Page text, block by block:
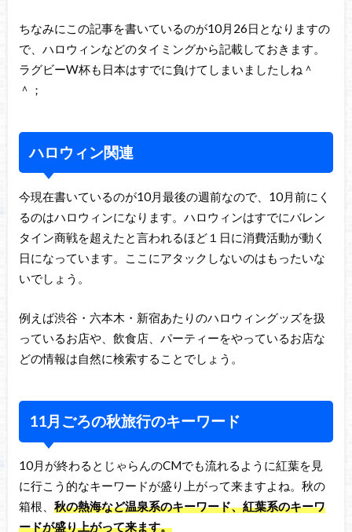
ちなみにこの記事を書いているのが10月26日となりますの
で、ハロウィンなどのタイミングから記載しておきます。
ラグビーW杯も日本はすでに負けてしまいましたしね＾
＾；
ハロウィン関連
今現在書いているのが10月最後の週前なので、10月前にく
るのはハロウィンになります。ハロウィンはすでにバレン
タイン商戦を超えたと言われるほど１日に消費活動が動く
日になっています。ここにアタックしないのはもったいな
いでしょう。
例えば渋谷・六本木・新宿あたりのハロウィングッズを扱
っているお店や、飲食店、パーティーをやっているお店な
どの情報は自然に検索することでしょう。
11月ごろの秋旅行のキーワード
10月が終わるとじゃらんのCMでも流れるように紅葉を見
に行こう的なキーワードが盛り上がって来ますよね。秋の
箱根、 秋の熱海など温泉系のキーワード、紅葉系のキーワ
ードが盛り上がって来ます。